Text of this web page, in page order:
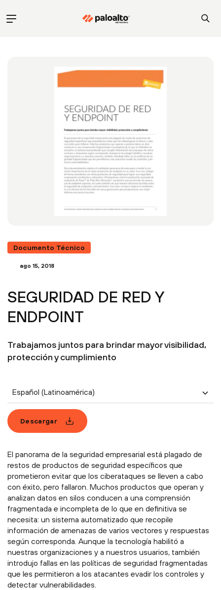
Documento Técnico
ago 15, 2018
SEGURIDAD DE RED Y
ENDPOINT
Trabajamos juntos para brindar mayor visibilidad,
protección y cumplimiento
Español (Latinoamérica)
Descargar
El panorama de la seguridad empresarial está plagado de
restos de productos de seguridad específicos que
prometieron evitar que los ciberataques se lleven a cabo
con éxito, pero fallaron. Muchos productos que operan y
analizan datos en silos conducen a una comprensión
fragmentada e incompleta de lo que en definitiva se
necesita: un sistema automatizado que recopile
información de amenazas de varios vectores y respuestas
según corresponda. Aunque la tecnología habilitó a
nuestras organizaciones y a nuestros usuarios, también
introdujo fallas en las políticas de seguridad fragmentadas
que les permitieron a los atacantes evadir los controles y
detectar vulnerabilidades.